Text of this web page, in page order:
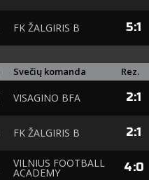
FK ŽALGIRIS B 5:1
Svečių komanda Rez.
VISAGINO BFA 2:1
FK ŽALGIRIS B 2:1
VILNIUS FOOTBALL
ACADEMY 4:0